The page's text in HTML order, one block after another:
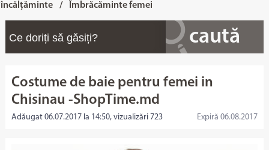
încălțăminte
/ Îmbrăcăminte femei
Costume de baie pentru femei in
Chisinau -ShopTime.md
Adăugat 06.07.2017 la 14:50, vizualizări 723 Expiră 06.08.2017